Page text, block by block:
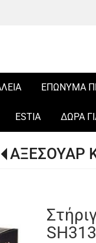
ΕΠΩΝΥΜΑ
ESTIA ΔΩΡΑ
ΑΞΕΣΟΥΑΡ